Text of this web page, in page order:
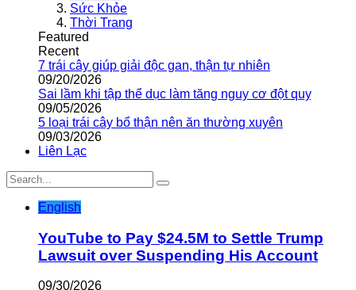
Sức Khỏe
Thời Trang
Featured
Recent
7 trái cây giúp giải độc gan, thận tự nhiên
09/20/2026
Sai lầm khi tập thể dục làm tăng nguy cơ đột quỵ
09/05/2026
5 loại trái cây bổ thận nên ăn thường xuyên
09/03/2026
Liên Lạc
English
YouTube to Pay $24.5M to Settle Trump
Lawsuit over Suspending His Account
09/30/2026